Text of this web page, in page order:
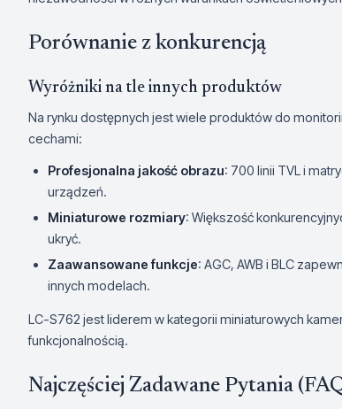
Porównanie z konkurencją
Wyróżniki na tle innych produktów
Na rynku dostępnych jest wiele produktów do
cechami:
Profesjonalna jakość obrazu: 700 linii TVL i
urządzeń.
Miniaturowe rozmiary: Większość
ukryć.
Zaawansowane funkcje: AGC, AWB i BLC
innych modelach.
LC-S762 jest liderem w kategorii miniaturowych
funkcjonalnością.
Najczęściej Zadawane Pytania